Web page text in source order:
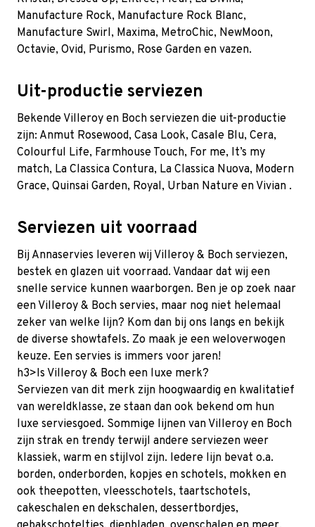
Manufacture Rock, Manufacture Rock Blanc,
Manufacture Swirl, Maxima, MetroChic, NewMoon,
Octavie, Ovid, Purismo, Rose Garden en vazen.
Uit-productie serviezen
Bekende Villeroy en Boch serviezen die uit-productie
zijn: Anmut Rosewood, Casa Look, Casale Blu, Cera,
Colourful Life, Farmhouse Touch, For me, It’s my
match, La Classica Contura, La Classica Nuova, Modern
Grace, Quinsai Garden, Royal, Urban Nature en Vivian .
Serviezen uit voorraad
Bij Annaservies leveren wij Villeroy & Boch serviezen,
bestek en glazen uit voorraad. Vandaar dat wij een
snelle service kunnen waarborgen. Ben je op zoek naar
een Villeroy & Boch servies, maar nog niet helemaal
zeker van welke lijn? Kom dan bij ons langs en bekijk
de diverse showtafels. Zo maak je een weloverwogen
keuze. Een servies is immers voor jaren!
h3>Is Villeroy & Boch een luxe merk?
Serviezen van dit merk zijn hoogwaardig en kwalitatief
van wereldklasse, ze staan dan ook bekend om hun
luxe serviesgoed. Sommige lijnen van Villeroy en Boch
zijn strak en trendy terwijl andere serviezen weer
klassiek, warm en stijlvol zijn. Iedere lijn bevat o.a.
borden, onderborden, kopjes en schotels, mokken en
ook theepotten, vleesschotels, taartschotels,
cakeschalen en dekschalen, dessertbordjes,